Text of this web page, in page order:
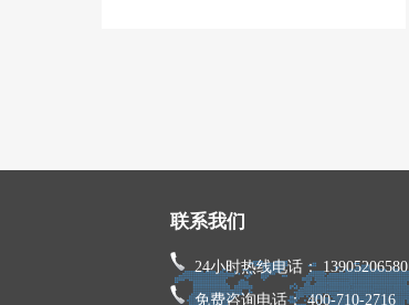
联系我们
24小时热线电话： 13905206580
免费咨询电话： 400-710-2716